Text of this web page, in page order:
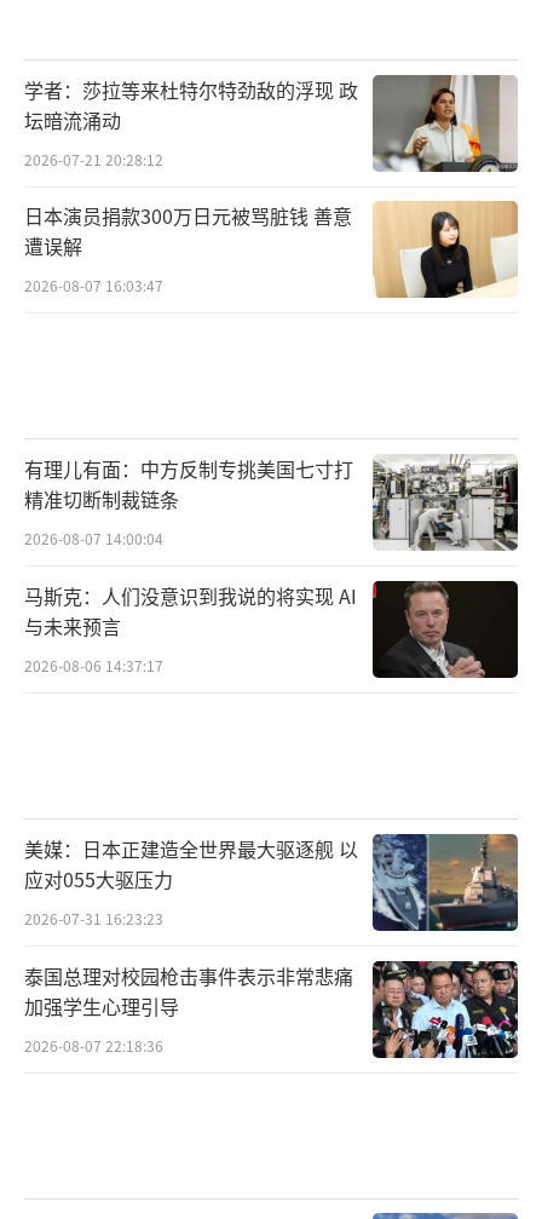
学者：莎拉等来杜特尔特劲敌的浮现 政
坛暗流涌动
2026-07-21 20:28:12
日本演员捐款300万日元被骂脏钱 善意
遭误解
2026-08-07 16:03:47
有理儿有面：中方反制专挑美国七寸打
精准切断制裁链条
2026-08-07 14:00:04
马斯克：人们没意识到我说的将实现 AI
与未来预言
2026-08-06 14:37:17
美媒：日本正建造全世界最大驱逐舰 以
应对055大驱压力
2026-07-31 16:23:23
泰国总理对校园枪击事件表示非常悲痛
加强学生心理引导
2026-08-07 22:18:36